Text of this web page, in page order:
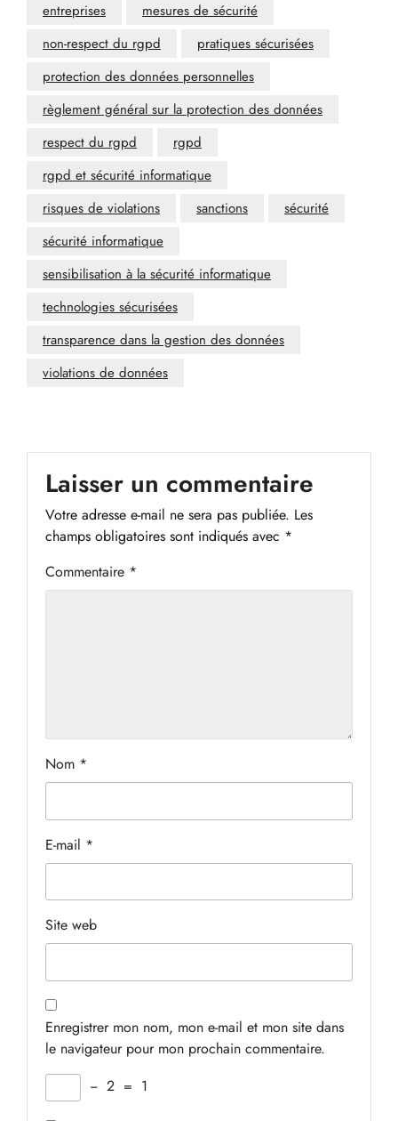
entreprises
mesures de sécurité
non-respect du rgpd
pratiques sécurisées
protection des données personnelles
règlement général sur la protection des données
respect du rgpd
rgpd
rgpd et sécurité informatique
risques de violations
sanctions
sécurité
sécurité informatique
sensibilisation à la sécurité informatique
technologies sécurisées
transparence dans la gestion des données
violations de données
Laisser un commentaire
Votre adresse e-mail ne sera pas publiée. Les
champs obligatoires sont indiqués avec *
Commentaire *
Nom *
E-mail *
Site web
Enregistrer mon nom, mon e-mail et mon site dans
le navigateur pour mon prochain commentaire.
− 2 = 1